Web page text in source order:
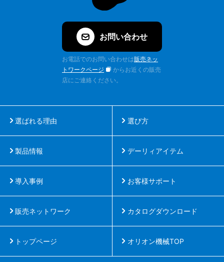
お問い合わせ
お電話でのお問い合わせは販売ネッ
トワークページ
からお近くの販売
店にご連絡ください。
選ばれる理由 選び方
製品情報 デーリィアイテム
導入事例 お客様サポート
販売ネットワーク カタログダウンロード
トップページ オリオン機械TOP